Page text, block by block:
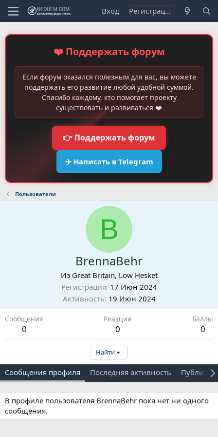
Вход Регистрация
❤️ Поддержать форум
Если форум оказался полезным для вас, вы можете
поддержать его развитие любой удобной суммой.
Спасибо каждому, кто помогает проекту
существовать и развиваться ❤️
👉 Поддержать форум
✈️ Написать в Telegram
Пользователи
B
BrennaBehr
Из Great Britain, Low Hesket
Регистрация 17 Июн 2024
Активность 19 Июн 2024
Сообщения
0
Реакции
0
Баллы
0
Найти
Сообщения профиля Последняя активность
В профиле пользователя BrennaBehr пока нет ни одного
сообщения.